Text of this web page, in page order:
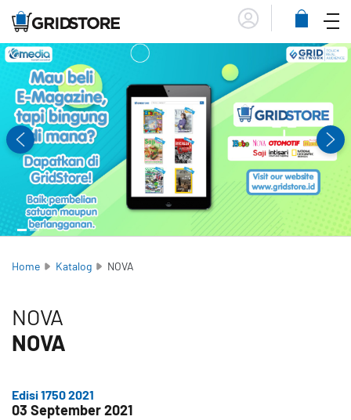
Lihat
Menu
Home Katalog NOVA
NOVA
NOVA
Edisi 1750 2021
03 September 2021